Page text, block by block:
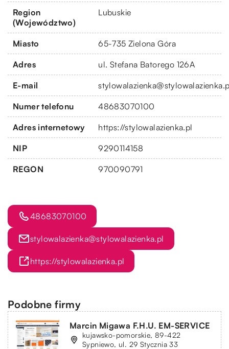
Region
(Województwo)
Lubuskie
Miasto 65-735 Zielona Góra
Adres ul. Stefana Batorego 126A
E-mail
Numer telefonu 48683070100
Adres internetowy https://stylowalazienka.pl
NIP 9290114158
REGON 970090791
48683070100
stylowalazienka@stylowalazienka.pl
https://stylowalazienka.pl
Podobne firmy
Marcin Migawa F.H.U. EM-SERVICE
kujawsko-pomorskie, 89-422
Sypniewo, ul. 29 Stycznia 33